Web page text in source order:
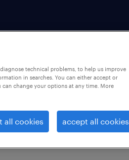
technical problems, to help us improve
in searches. You can either accept or
change your options at any time. More
all cookies accept all cookies